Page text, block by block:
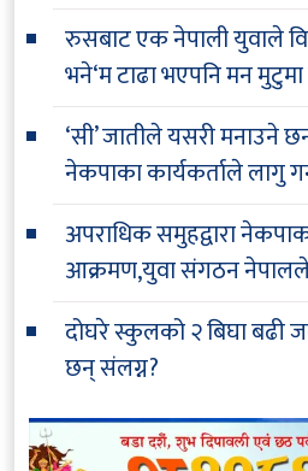
रुसबाट एक नेपाली युवाले
भने‘म टाढा भएपनि मन मुटुमा
‘सी’ जातीले यसरी मनाउने
नेकपाका कार्यकर्ताले लागु
अपराधिक समुहद्वारा
आक्रमण,युवा संगठन नेपालले
दोघरे स्कुलको २ बिघा बढी
छन् संलग्न?